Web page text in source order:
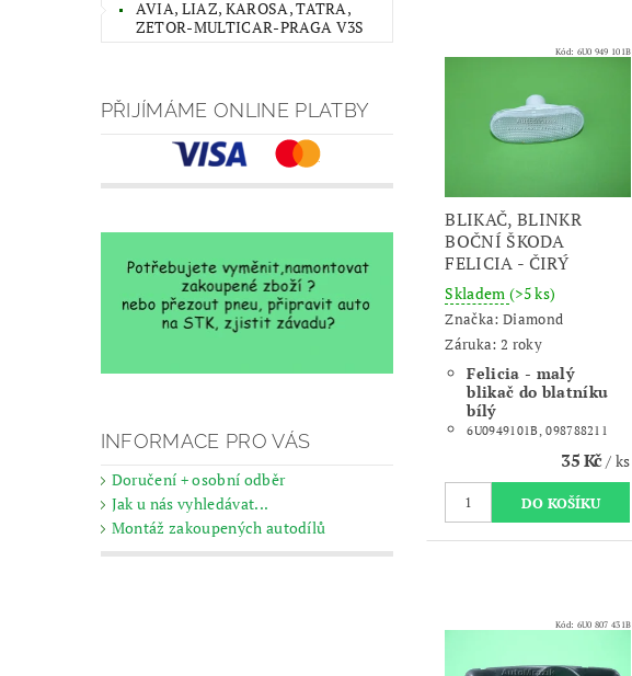
AVIA, LIAZ, KAROSA, TATRA,
ZETOR-MULTICAR-PRAGA V3S
PŘIJÍMÁME ONLINE PLATBY
INFORMACE PRO VÁS
Doručení + osobní odběr
Jak u nás vyhledávat...
Montáž zakoupených autodílů
Kód: 6U0 949 101B
BLIKAČ, BLINKR
BOČNÍ ŠKODA
FELICIA - ČIRÝ
Skladem (>5 ks)
Značka: Diamond
Záruka: 2 roky
Felicia - malý
blikač do blatníku
bílý
6U0949101B, 098788211
35 Kč/ ks
Kód: 6U0 807 431B